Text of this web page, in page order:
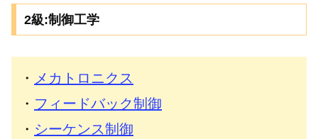
2級:制御工学
・ メカトロニクス
・ フィードバック制御
・ シーケンス制御